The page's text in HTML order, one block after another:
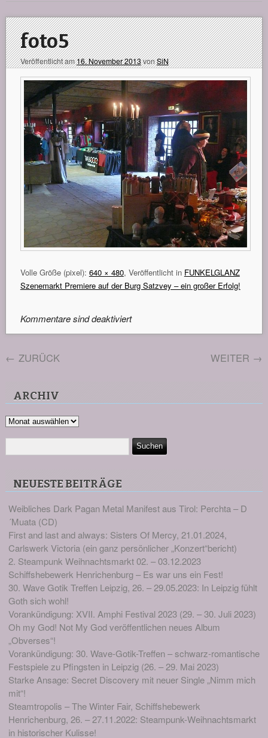
foto5
Veröffentlicht am16. November 2013vonSiN
Volle Größe (pixel): 640 × 480, Veröffentlicht in FUNKELGLANZ
Szenemarkt Premiere auf der Burg Satzvey – ein großer Erfolg!
Kommentare sind deaktiviert
← ZURÜCK WEITER →
ARCHIV
Archiv
NEUESTE BEITRÄGE
Weibliches Dark Pagan Metal Manifest aus Tirol: Perchta – D
´Muata (CD)
First and last and always: Sisters Of Mercy, 21.01.2024,
Carlswerk Victoria (ein ganz persönlicher „Konzert“bericht)
2. Steampunk Weihnachtsmarkt 02. – 03.12.2023
Schiffshebewerk Henrichenburg – Es war uns ein Fest!
30. Wave Gotik Treffen Leipzig, 26. – 29.05.2023: In Leipzig fühlt
Goth sich wohl!
Vorankündigung: XVII. Amphi Festival 2023 (29. – 30. Juli 2023)
Oh my God! Not My God veröffentlichen neues Album
„Obverses“!
Vorankündigung: 30. Wave-Gotik-Treffen – schwarz-romantische
Festspiele zu Pfingsten in Leipzig (26. – 29. Mai 2023)
Starke Ansage: Secret Discovery mit neuer Single „Nimm mich
mit“!
Steamtropolis – The Winter Fair, Schiffshebewerk
Henrichenburg, 26. – 27.11.2022: Steampunk-Weihnachtsmarkt
in historischer Kulisse!